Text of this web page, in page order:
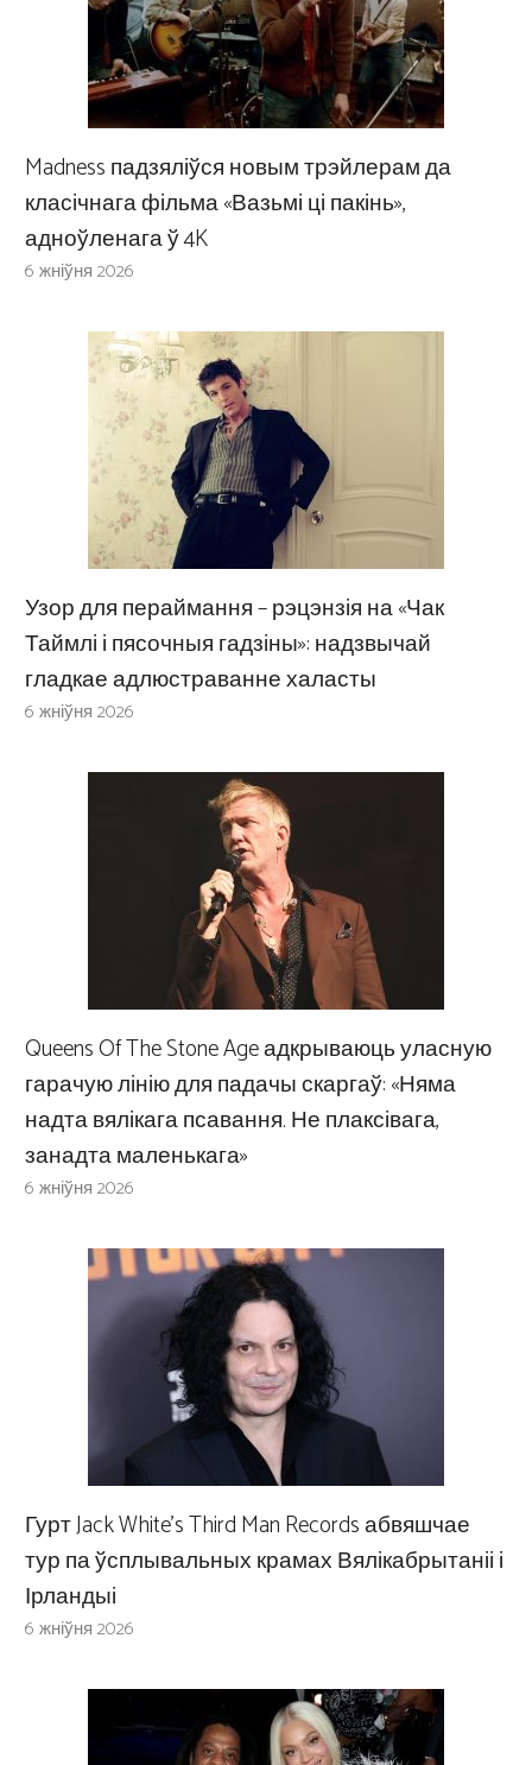
Madness падзяліўся новым трэйлерам да
класічнага фільма «Вазьмі ці пакінь»,
адноўленага ў 4K
6 жніўня 2026
Узор для пераймання – рэцэнзія на «Чак
Таймлі і пясочныя гадзіны»: надзвычай
гладкае адлюстраванне халасты
6 жніўня 2026
Queens Of The Stone Age адкрываюць уласную
гарачую лінію для падачы скаргаў: «Няма
надта вялікага псавання. Не плаксівага,
занадта маленькага»
6 жніўня 2026
Гурт Jack White’s Third Man Records абвяшчае
тур па ўсплывальных крамах Вялікабрытаніі і
Ірландыі
6 жніўня 2026